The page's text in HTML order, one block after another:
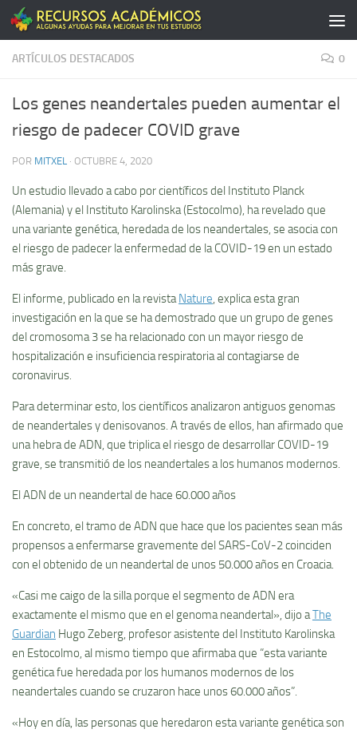
Saltar al contenido
ARTÍCULOS DESTACADOS 0
Los genes neandertales pueden aumentar el
riesgo de padecer COVID grave
POR MITXEL · OCTUBRE 4, 2020
Un estudio llevado a cabo por científicos del Instituto Planck
(Alemania) y el Instituto Karolinska (Estocolmo), ha revelado que
una variante genética, heredada de los neandertales, se asocia con
el riesgo de padecer la enfermedad de la COVID-19 en un estado
más grave.
El informe, publicado en la revistaNature, explica esta gran
investigación en la que se ha demostrado que un grupo de genes
del cromosoma 3 se ha relacionado con un mayor riesgo de
hospitalización e insuficiencia respiratoria al contagiarse de
coronavirus.
Para determinar esto, los científicos analizaron antiguos genomas
de neandertales y denisovanos. A través de ellos, han afirmado que
una hebra de ADN, que triplica el riesgo de desarrollar COVID-19
grave, se transmitió de los neandertales a los humanos modernos.
El ADN de un neandertal de hace 60.000 años
En concreto, el tramo de ADN que hace que los pacientes sean más
propensos a enfermarse gravemente del SARS-CoV-2 coinciden
con el obtenido de un neandertal de unos 50.000 años en Croacia.
«Casi me caigo de la silla porque el segmento de ADN era
exactamente el mismo que en el genoma neandertal», dijo aThe
Guardian Hugo Zeberg, profesor asistente del Instituto Karolinska
en Estocolmo, al mismo tiempo que afirmaba que “esta variante
genética fue heredada por los humanos modernos de los
neandertales cuando se cruzaron hace unos 60.000 años”.
«Hoy en día, las personas que heredaron esta variante genética son